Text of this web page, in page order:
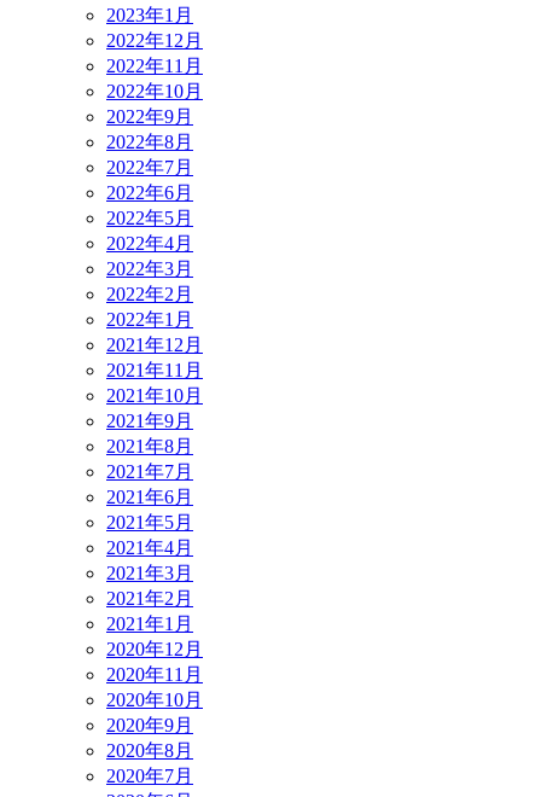
2023年1月
2022年12月
2022年11月
2022年10月
2022年9月
2022年8月
2022年7月
2022年6月
2022年5月
2022年4月
2022年3月
2022年2月
2022年1月
2021年12月
2021年11月
2021年10月
2021年9月
2021年8月
2021年7月
2021年6月
2021年5月
2021年4月
2021年3月
2021年2月
2021年1月
2020年12月
2020年11月
2020年10月
2020年9月
2020年8月
2020年7月